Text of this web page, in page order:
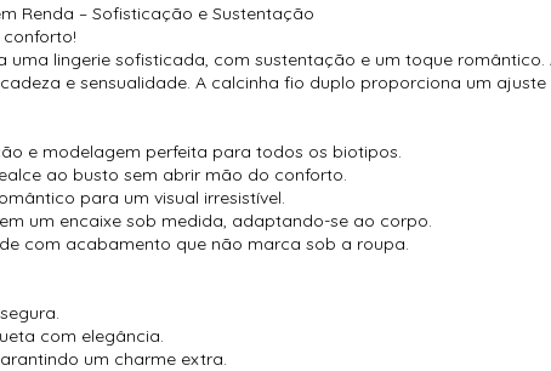
Renda – Sofisticação e Sustentação
lingerie sofisticada, com sustentação e um toque
e sensualidade. A calcinha fio duplo proporciona um
e modelagem perfeita para todos os biotipos.
ao busto sem abrir mão do conforto.
para um visual irresistível.
um encaixe sob medida, adaptando-se ao corpo.
com acabamento que não marca sob a roupa.
com elegância.
um charme extra.